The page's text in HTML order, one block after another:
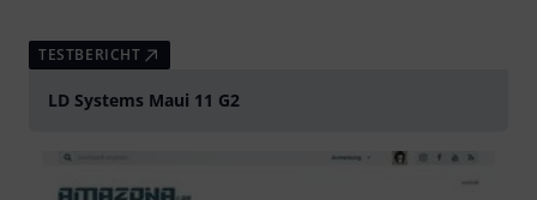
TESTBERICHT
LD Systems Maui 11 G2